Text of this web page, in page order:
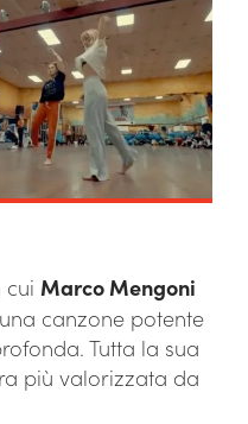
cui Marco Mengoni
canzone potente
Tutta la sua
più valorizzata da